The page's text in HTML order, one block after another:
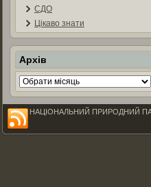
СДО
Цікаво знати
Архів
Архів
НАЦІОНАЛЬНИЙ ПРИРОДНИЙ ПАРК